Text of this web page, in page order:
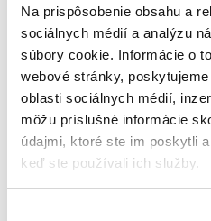
Na prispôsobenie obsahu a
sociálnych médií a analýzu
súbory cookie. Informácie o
webové stránky,
oblasti sociálnych médií,
môžu príslušné informácie
údajmi, ktoré ste im poskytli
keď ste používali ich služby.
Priemer zrkadla (cm)
Farba LED
Farba LED Ambient |